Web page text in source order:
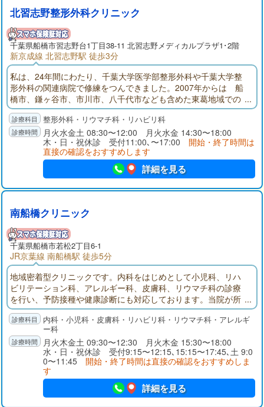
北習志野整形外科クリニック
千葉県船橋市習志野台1丁目38-11 北習志野メディカルプラザ1･2階
新京成線 北習志野駅 徒歩3分
私は、24年間にわたり、千葉大学医学部整形外科や千葉大学整
形外科の関連病院で修練をつんできました。2007年からは 船
橋市、鎌ヶ谷市、市川市、八千代市なども含めた東葛地域での
中核病院である船橋市医療センターにて、脊椎外科を専門とし
つつ、救急医療、外傷医療にも携わってきました。私たちクリ
ニックの理念である、”人のため 世のために”という気持ちを大
事にしながら、皆様に”きてよかった”と思っていただけるクリニ
ックを目指してまいります。どうぞお気軽に御来院ください。
整形外科・リウマチ科・リハビリ科
月火水金土 08:30〜12:00 月火水金 14:30〜18:00
木・日・祝休診 受付11:00､〜17:00 開始・終了時間は
直接の確認をおすすめします
詳細を見る
南船橋クリニック
千葉県船橋市若松2丁目6-1
JR京葉線 南船橋駅 徒歩5分
地域密着型クリニックです。内科をはじめとして小児科、リハ
ビリテーション科、アレルギー科、皮膚科、リウマチ科の診療
を行い、予防接種や健康診断にも対応しております。当院が所
属する永和会ではホームドクターに加え、各診療科それぞれの
専門医資格をもつ医師により在宅でありながら総合病院と同等
の診断、治療を行うことができます。
内科・小児科・皮膚科・リハビリ科・リウマチ科・アレルギ
ー科
月火木金土 09:30〜12:30 月火木金 15:30〜18:00
水・日・祝休診 受付9:15〜12:15､15:15〜17:45､土 9:0
0〜11:45 開始・終了時間は直接の確認をおすすめしま
す
詳細を見る